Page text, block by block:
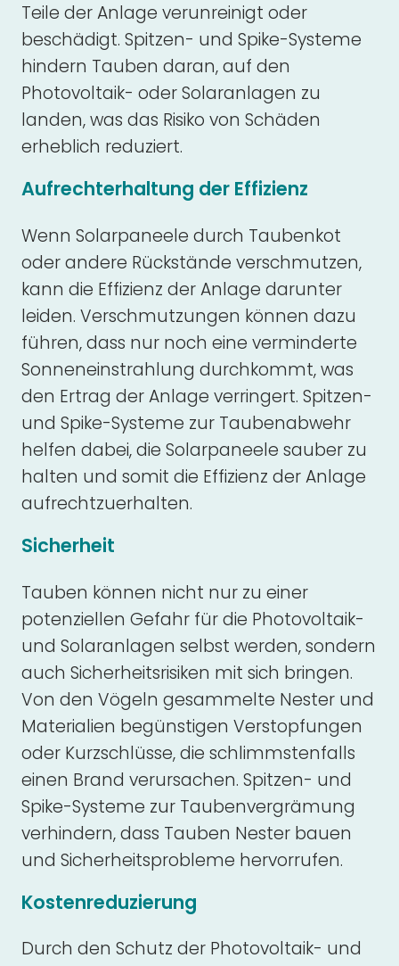
Teile der Anlage verunreinigt oder
beschädigt. Spitzen- und Spike-Systeme
hindern Tauben daran, auf den
Photovoltaik- oder Solaranlagen zu
landen, was das Risiko von Schäden
erheblich reduziert.
Aufrechterhaltung der Effizienz
Wenn Solarpaneele durch Taubenkot
oder andere Rückstände verschmutzen,
kann die Effizienz der Anlage darunter
leiden. Verschmutzungen können dazu
führen, dass nur noch eine verminderte
Sonneneinstrahlung durchkommt, was
den Ertrag der Anlage verringert. Spitzen-
und Spike-Systeme zur Taubenabwehr
helfen dabei, die Solarpaneele sauber zu
halten und somit die Effizienz der Anlage
aufrechtzuerhalten.
Sicherheit
Tauben können nicht nur zu einer
potenziellen Gefahr für die Photovoltaik-
und Solaranlagen selbst werden, sondern
auch Sicherheitsrisiken mit sich bringen.
Von den Vögeln gesammelte Nester und
Materialien begünstigen Verstopfungen
oder Kurzschlüsse, die schlimmstenfalls
einen Brand verursachen. Spitzen- und
Spike-Systeme zur Taubenvergrämung
verhindern, dass Tauben Nester bauen
und Sicherheitsprobleme hervorrufen.
Kostenreduzierung
Durch den Schutz der Photovoltaik- und